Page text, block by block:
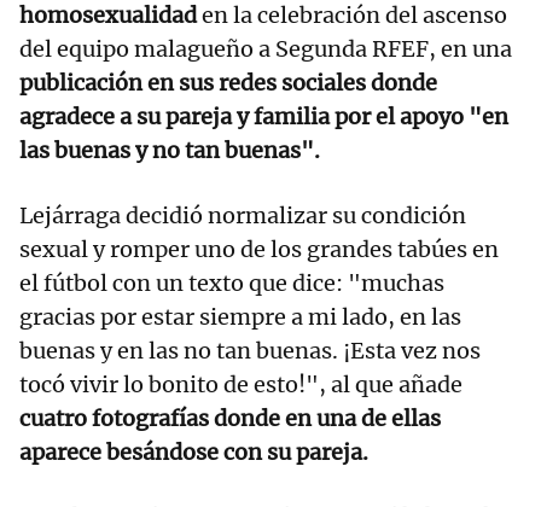
homosexualidaden la celebración del ascenso
del equipo malagueño a Segunda RFEF, en una
publicación en sus redes sociales donde
agradece a su pareja y familia por el apoyo "en
las buenas y no tan buenas".
Lejárraga decidió normalizar su condición
sexual y romper uno de los grandes tabúes en
el fútbol con un texto que dice: "muchas
gracias por estar siempre a mi lado, en las
buenas y en las no tan buenas. ¡Esta vez nos
tocó vivir lo bonito de esto!", al que añade
cuatro fotografías donde en una de ellas
aparece besándose con su pareja.